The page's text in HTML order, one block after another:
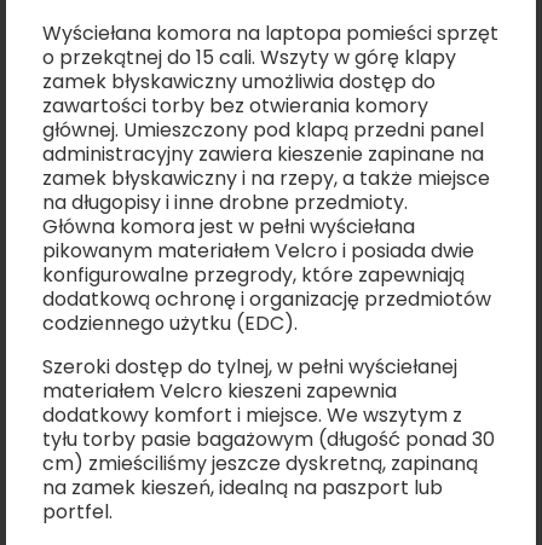
Wyściełana komora na laptopa pomieści sprzęt
o przekątnej do 15 cali. Wszyty w górę klapy
zamek błyskawiczny umożliwia dostęp do
zawartości torby bez otwierania komory
głównej. Umieszczony pod klapą przedni panel
administracyjny zawiera kieszenie zapinane na
zamek błyskawiczny i na rzepy, a także miejsce
na długopisy i inne drobne przedmioty.
Główna komora jest w pełni wyściełana
pikowanym materiałem Velcro i posiada dwie
konfigurowalne przegrody, które zapewniają
dodatkową ochronę i organizację przedmiotów
codziennego użytku (EDC).
Szeroki dostęp do tylnej, w pełni wyściełanej
materiałem Velcro kieszeni zapewnia
dodatkowy komfort i miejsce. We wszytym z
tyłu torby pasie bagażowym (długość ponad 30
cm) zmieściliśmy jeszcze dyskretną, zapinaną
na zamek kieszeń, idealną na paszport lub
portfel.